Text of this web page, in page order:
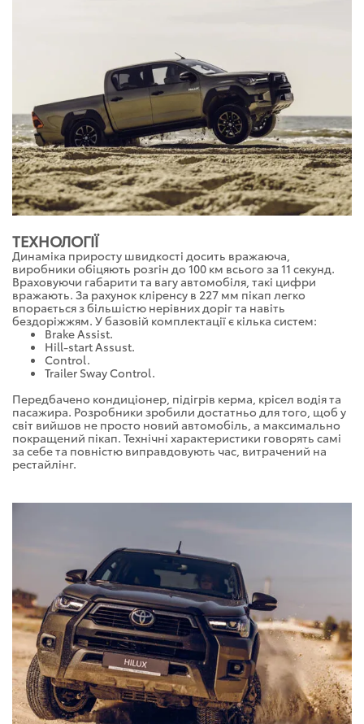
ТЕХНОЛОГІЇ
Динаміка приросту швидкості досить вражаюча,
виробники обіцяють розгін до 100 км всього за 11 секунд.
Враховуючи габарити та вагу автомобіля, такі цифри
вражають. За рахунок кліренсу в 227 мм пікап легко
впорається з більшістю нерівних доріг та навіть
бездоріжжям. У базовій комплектації є кілька систем:
Brake Assist.
Hill-start Assust.
Control.
Trailer Sway Control.
Передбачено кондиціонер, підігрів керма, крісел водія та
пасажира. Розробники зробили достатньо для того, щоб у
світ вийшов не просто новий автомобіль, а максимально
покращений пікап. Технічні характеристики говорять самі
за себе та повністю виправдовують час, витрачений на
рестайлінг.